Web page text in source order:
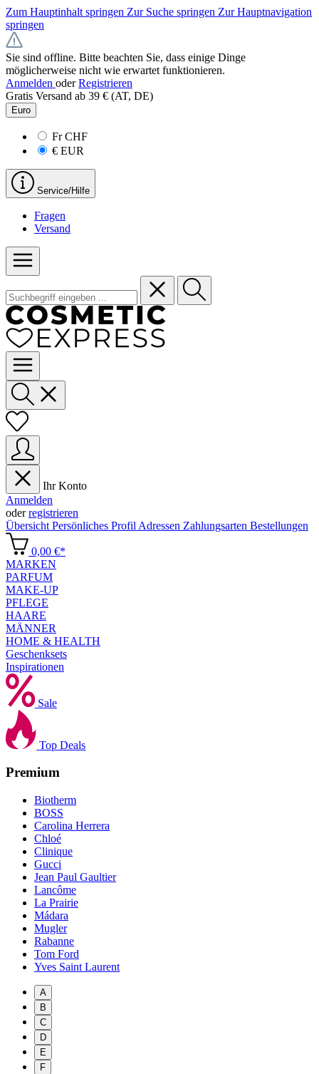
Zum Hauptinhalt springen Zur Suche springen Zur Hauptnavigation
springen
Sie sind offline. Bitte beachten Sie, dass einige Dinge
möglicherweise nicht wie erwartet funktionieren.
Anmelden oder Registrieren
Gratis Versand ab 39 € (AT, DE)
Euro
FrCHF
€ EUR
Service/Hilfe
Fragen
Versand
Ihr Konto
Anmelden
oderregistrieren
Übersicht Persönliches Profil Adressen Zahlungsarten Bestellungen
0,00 €*
MARKEN
PARFUM
MAKE-UP
PFLEGE
HAARE
MÄNNER
HOME & HEALTH
Geschenksets
Inspirationen
Sale
Top Deals
Premium
Biotherm
BOSS
Carolina Herrera
Chloé
Clinique
Gucci
Jean Paul Gaultier
Lancôme
La Prairie
Mádara
Mugler
Rabanne
Tom Ford
Yves Saint Laurent
A
B
C
D
E
F